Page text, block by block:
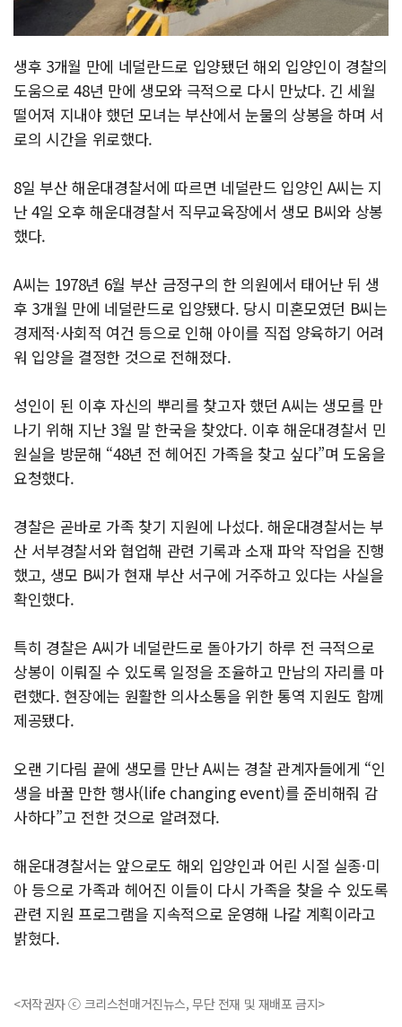
생후 3개월 만에 네덜란드로 입양됐던 해외 입양인이 경찰의
도움으로 48년 만에 생모와 극적으로 다시 만났다. 긴 세월
떨어져 지내야 했던 모녀는 부산에서 눈물의 상봉을 하며 서
로의 시간을 위로했다.
8일 부산 해운대경찰서에 따르면 네덜란드 입양인 A씨는 지
난 4일 오후 해운대경찰서 직무교육장에서 생모 B씨와 상봉
했다.
A씨는 1978년 6월 부산 금정구의 한 의원에서 태어난 뒤 생
후 3개월 만에 네덜란드로 입양됐다. 당시 미혼모였던 B씨는
경제적·사회적 여건 등으로 인해 아이를 직접 양육하기 어려
워 입양을 결정한 것으로 전해졌다.
성인이 된 이후 자신의 뿌리를 찾고자 했던 A씨는 생모를 만
나기 위해 지난 3월 말 한국을 찾았다. 이후 해운대경찰서 민
원실을 방문해 “48년 전 헤어진 가족을 찾고 싶다”며 도움을
요청했다.
경찰은 곧바로 가족 찾기 지원에 나섰다. 해운대경찰서는 부
산 서부경찰서와 협업해 관련 기록과 소재 파악 작업을 진행
했고, 생모 B씨가 현재 부산 서구에 거주하고 있다는 사실을
확인했다.
특히 경찰은 A씨가 네덜란드로 돌아가기 하루 전 극적으로
상봉이 이뤄질 수 있도록 일정을 조율하고 만남의 자리를 마
련했다. 현장에는 원활한 의사소통을 위한 통역 지원도 함께
제공됐다.
오랜 기다림 끝에 생모를 만난 A씨는 경찰 관계자들에게 “인
생을 바꿀 만한 행사(life changing event)를 준비해줘 감
사하다”고 전한 것으로 알려졌다.
해운대경찰서는 앞으로도 해외 입양인과 어린 시절 실종·미
아 등으로 가족과 헤어진 이들이 다시 가족을 찾을 수 있도록
관련 지원 프로그램을 지속적으로 운영해 나갈 계획이라고
밝혔다.
<저작권자 ⓒ 크리스천매거진뉴스, 무단 전재 및 재배포 금지>